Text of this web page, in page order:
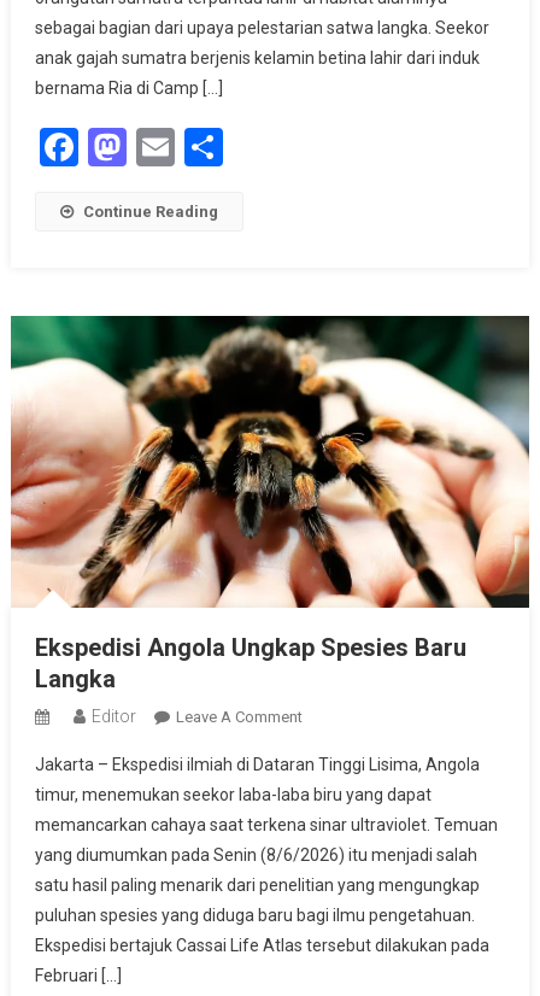
Kelahiran
Satwa
sebagai bagian dari upaya pelestarian satwa langka. Seekor
anak gajah sumatra berjenis kelamin betina lahir dari induk
bernama Ria di Camp […]
Facebook
Mastodon
Email
Continue Reading
Ekspedisi Angola Ungkap Spesies Baru
Langka
Editor Leave A CommentOn
Angola
Ungkap
Spesies
Baru
Langka
Jakarta – Ekspedisi ilmiah di Dataran Tinggi Lisima, Angola
timur, menemukan seekor laba-laba biru yang dapat
memancarkan cahaya saat terkena sinar ultraviolet. Temuan
yang diumumkan pada Senin (8/6/2026) itu menjadi salah
satu hasil paling menarik dari penelitian yang mengungkap
puluhan spesies yang diduga baru bagi ilmu pengetahuan.
Ekspedisi bertajuk Cassai Life Atlas tersebut dilakukan pada
Februari […]